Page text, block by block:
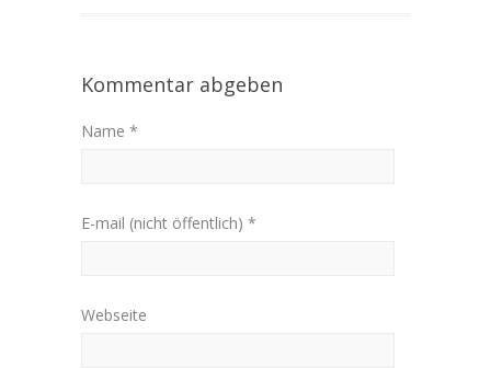
Kommentar abgeben
Name *
E-mail (nicht öffentlich) *
Webseite